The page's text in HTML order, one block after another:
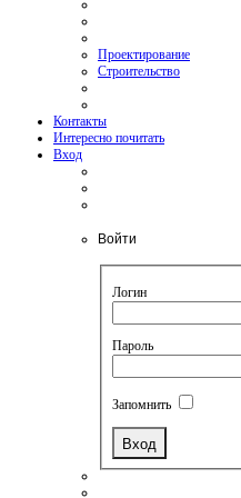
Проектирование
Строительство
Контакты
Интересно почитать
Вход
Войти
Логин
Пароль
Запомнить